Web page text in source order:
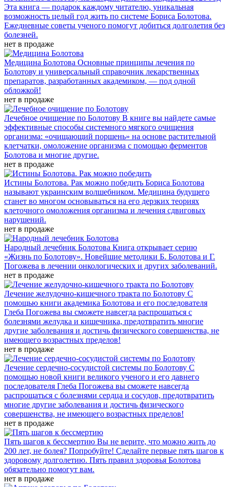
Эта книга — подарок каждому читателю, уникальная
возможность целый год жить по системе Бориса Болотова.
Ежедневные советы ученого помогут добиться долголетия без
болезней.
нет в продаже
Медицина Болотова Основные принципы лечения по
Болотову и универсальный справочник лекарственных
препаратов, разработанных академиком, — под одной
обложкой!
нет в продаже
Лечебное очищение по Болотову В книге вы найдете самые
эффективные способы системного мягкого очищения
организма: «очищающий поршень» на основе растительной
клетчатки, омоложение организма с помощью ферментов
Болотова и многие другие.
нет в продаже
Истины Болотова. Рак можно победить Бориса Болотова
называют украинским волшебником. Медицина будущего
станет во многом основываться на его дерзких теориях
клеточного омоложения организма и лечения сдвиговых
нарушений.
нет в продаже
Народный лечебник Болотова Книга открывает серию
«Жизнь по Болотову». Новейшие методики Б. Болотова и Г.
Погожева в лечении онкологических и других заболеваний.
нет в продаже
Лечение желудочно-кишечного тракта по Болотову С
помощью книги академика Болотова и его последователя
Глеба Погожева вы сможете навсегда распрощаться с
болезнями желудка и кишечника, предотвратить многие
другие заболевания и достичь физического совершенства, не
имеющего возрастных пределов!
нет в продаже
Лечение сердечно-сосудистой системы по Болотову С
помощью новой книги великого ученого и его давнего
последователя Глеба Погожева вы сможете навсегда
распрощаться с болезнями сердца и сосудов, предотвратить
многие другие заболевания и достичь физического
совершенства, не имеющего возрастных пределов!
нет в продаже
Пять шагов к бессмертию Вы не верите, что можно жить до
200 лет, не болея? Попробуйте! Сделайте первые пять шагов к
здоровому долголетию. Пять правил здоровья Болотова
обязательно помогут вам.
нет в продаже